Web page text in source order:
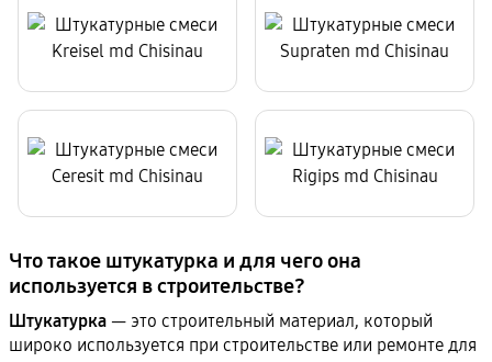
Что такое штукатурка и для чего она
используется в строительстве?
Штукатурка — это строительный материал, который
широко используется при строительстве или ремонте для